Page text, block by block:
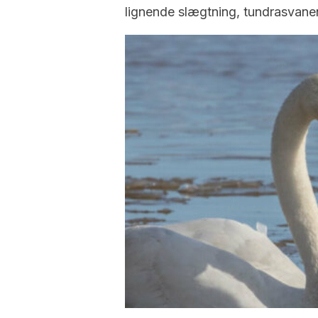
lignende slægtning,